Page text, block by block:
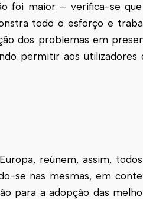
foi maior – verifica-se
todo o esforço e
dos problemas em
permitir aos utilizadores
reúnem, assim,
se nas mesmas, em
para a adopção das